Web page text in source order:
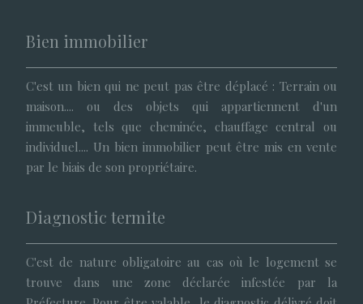
Bien immobilier
C'est un bien qui ne peut pas être déplacé : Terrain ou
maison.... ou des objets qui appartiennent d'un
immeuble, tels que cheminée, chauffage central ou
individuel.... Un bien immobilier peut être mis en vente
par le biais de son propriétaire.
Diagnostic termite
C'est de nature obligatoire au cas où le logement se
trouve dans une zone déclarée infestée par la